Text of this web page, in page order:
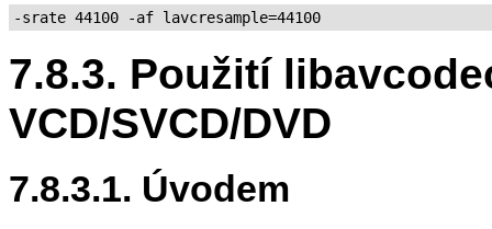
-srate 44100 -af lavcresample=44100
7.8.3. Použití
VCD/SVCD/DVD
7.8.3.1. Úvodem